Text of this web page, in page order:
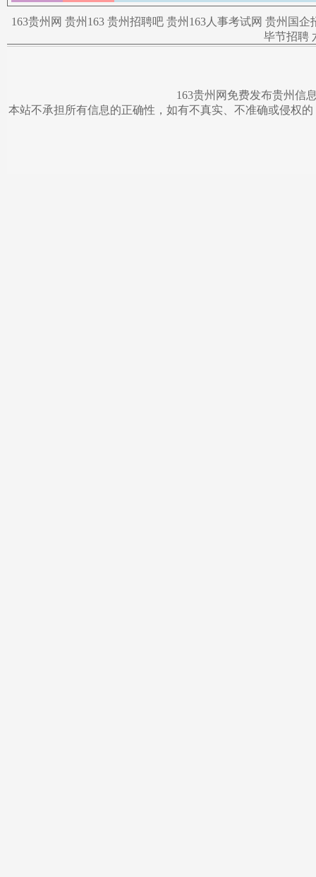
163贵州网 贵州163 贵州招聘吧 贵州163人事考试网 贵州国企
毕节招聘
163贵州网免费发布贵州信
本站不承担所有信息的正确性，如有不真实、不准确或侵权